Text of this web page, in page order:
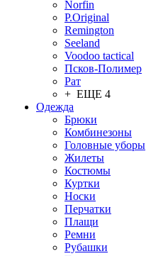
Norfin
P.Original
Remington
Seeland
Voodoo tactical
Псков-Полимер
Рат
+ ЕЩЕ 4
Одежда
Брюки
Комбинезоны
Головные уборы
Жилеты
Костюмы
Куртки
Носки
Перчатки
Плащи
Ремни
Рубашки